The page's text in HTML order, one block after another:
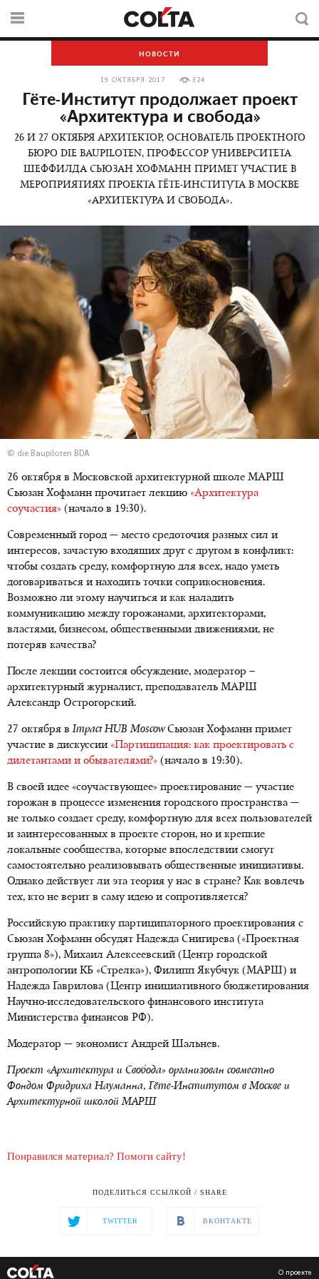
НОВОСТИ
19 ОКТЯБРЯ 2017 324
Гёте-Институт продолжает проект
«Архитектура и свобода»
26 И 27 ОКТЯБРЯ АРХИТЕКТОР, ОСНОВАТЕЛЬ ПРОЕКТНОГО
БЮРО DIE BAUPILOTEN, ПРОФЕССОР УНИВЕРСИТЕТА
ШЕФФИЛДА СЬЮЗАН ХОФМАНН ПРИМЕТ УЧАСТИЕ В
МЕРОПРИЯТИЯХ ПРОЕКТА ГЁТЕ-ИНСТИТУТА В МОСКВЕ
«АРХИТЕКТУРА И СВОБОДА».
© die Baupiloten BDA
26 октября в Московской архитектурной школе МАРШ
Сьюзан Хофманн прочитает лекцию «Архитектура
соучастия» (начало в 19:30).
Современный город — место средоточия разных сил и
интересов, зачастую входящих друг с другом в конфликт:
чтобы создать среду, комфортную для всех, надо уметь
договариваться и находить точки соприкосновения.
Возможно ли этому научиться и как наладить
коммуникацию между горожанами, архитекторами,
властями, бизнесом, общественными движениями, не
потеряв качества?
После лекции состоится обсуждение, модератор –
архитектурный журналист, преподаватель МАРШ
Александр Острогорский.
27 октября вImpact HUB MoscowСьюзан Хофманн примет
участие в дискуссии «Партиципация: как проектировать с
дилетантами и обывателями?» (начало в 19:30).
В своей идее «соучаствующее» проектирование — участие
горожан в процессе изменения городского пространства —
не только создает среду, комфортную для всех пользователей
и заинтересованных в проекте сторон, но и крепкие
локальные сообщества, которые впоследствии смогут
самостоятельно реализовывать общественные инициативы.
Однако действует ли эта теория у нас в стране? Как вовлечь
тех, кто не верит в саму идею и сопротивляется?
Российскую практику партиципаторного проектирования с
Сьюзан Хофманн обсудят Надежда Снигирева («Проектная
группа 8»), Михаил Алексеевский (Центр городской
антропологии КБ «Стрелка»), Филипп Якубчук (МАРШ) и
Надежда Гаврилова (Центр инициативного бюджетирования
Научно-исследовательского финансового института
Министерства финансов РФ).
Модератор — экономист Андрей Шальнев.
Проект «Архитектура и Свобода» организован совместно
Фондом Фридриха Науманна, Гёте-Институтом в Москве и
Архитектурной школой МАРШ
Понравился материал? Помоги сайту!
ПОДЕЛИТЬСЯ ССЫЛКОЙ / SHARE
TWITTER ВКОНТАКТЕ
О проекте